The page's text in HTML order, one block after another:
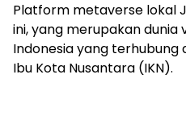
Platform metaverse lokal
ini, yang merupakan
Indonesia yang
Ibu Kota Nusantara (IKN).